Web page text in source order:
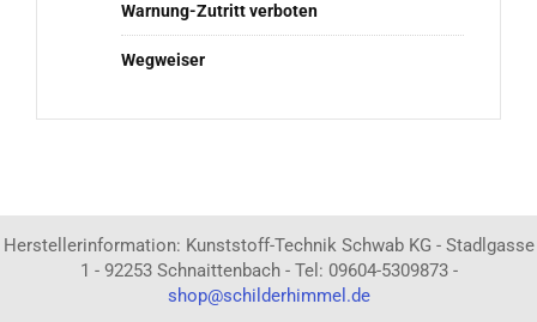
Warnung-Zutritt verboten
Wegweiser
Herstellerinformation: Kunststoff-Technik Schwab KG - Stadlgasse
1 - 92253 Schnaittenbach - Tel: 09604-5309873 -
shop@schilderhimmel.de